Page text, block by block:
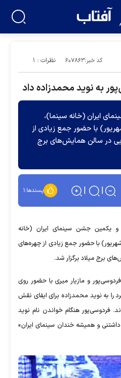
کد خبر:۶۰۷۸۶۳ نظرات : ۱
به نوید محمدزاده داد
ایران (خانه سینما)،
با حضور جمع زیادی از
در سالن همایش‌های برج
پسندها:۱
یکمین جشن سینمای ایران (خانه
با حضور جمع زیادی از چهره‌های
برج میلاد برگزار شد.
و مازیار میری با حضور روی
را به نوید محمدزاده برای ایفای نقش
فردوسی‌پور هنگام خواندن نام نوید
و همیشه خندان سینمای ایران»